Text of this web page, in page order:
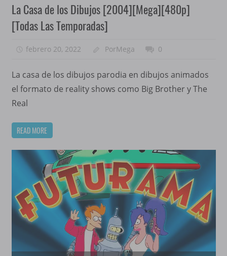
La Casa de los Dibujos [2004][Mega][480p]
[Todas Las Temporadas]
febrero 20, 2022 PorMega 0
La casa de los dibujos parodia en dibujos animados
el formato de reality shows como Big Brother y The
Real
READ MORE